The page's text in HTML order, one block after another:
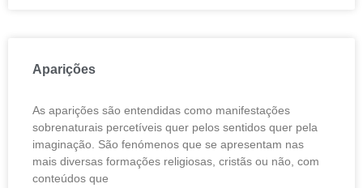
Aparições
As aparições são entendidas como manifestações
sobrenaturais percetíveis quer pelos sentidos quer pela
imaginação. São fenómenos que se apresentam nas
mais diversas formações religiosas, cristãs ou não, com
conteúdos que